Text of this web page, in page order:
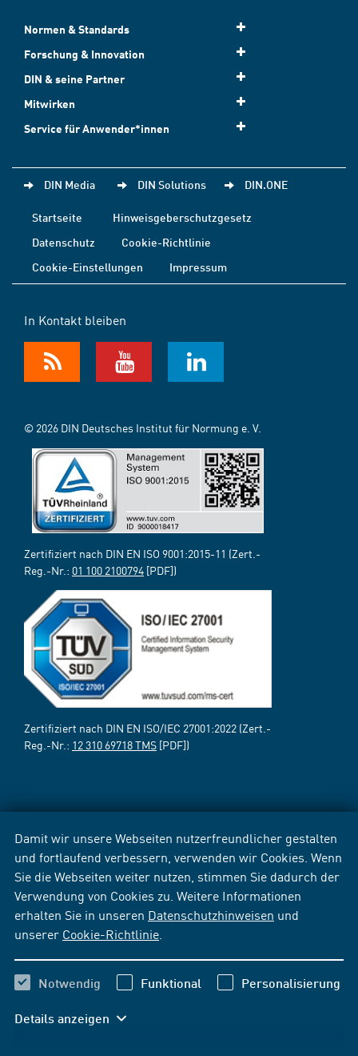
Damit wir unsere Webseiten nutzerfreundlicher gestalten
und fortlaufend verbessern, verwenden wir Cookies. Wenn
Sie die Webseiten weiter nutzen, stimmen Sie dadurch der
Verwendung von Cookies zu. Weitere Informationen
erhalten Sie in unseren Datenschutzhinweisen und
unserer Cookie-Richtlinie
Notwendig Funktional Personalisierung
Details anzeigen
Normen & Standards
Forschung & Innovation
DIN & seine Partner
Mitwirken
Service für Anwender*innen
DIN Media DIN Solutions DIN.ONE
Startseite
Hinweisgeberschutzgesetz
Datenschutz
Cookie-Richtlinie
Cookie-Einstellungen
Impressum
In Kontakt bleiben
© 2026 DIN Deutsches Institut für Normung e. V.
Zertifiziert nach DIN EN ISO 9001:2015-11 (Zert.-
Reg.-Nr.: 01 100 2100794 [PDF])
Zertifiziert nach DIN EN ISO/IEC 27001:2022 (Zert.-
Reg.-Nr.: 12 310 69718 TMS [PDF])